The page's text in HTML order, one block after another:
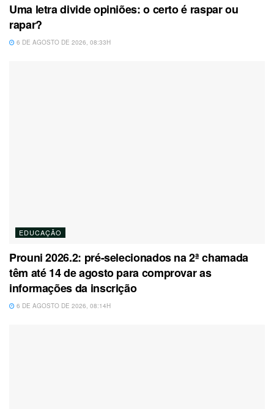
Uma letra divide opiniões: o certo é raspar ou
rapar?
6 DE AGOSTO DE 2026, 08:33H
EDUCAÇÃO
Prouni 2026.2: pré-selecionados na 2ª chamada
têm até 14 de agosto para comprovar as
informações da inscrição
6 DE AGOSTO DE 2026, 08:14H